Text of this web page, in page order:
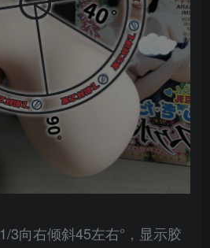
3向右倾斜45左右°，显示胶